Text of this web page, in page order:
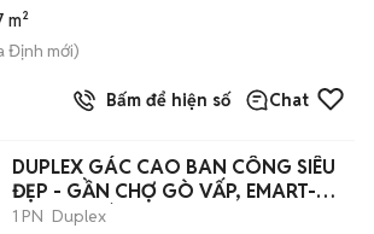
m²
Định mới)
Bấm để hiện số Chat
DUPLEX GÁC CAO BAN CÔNG SIÊU
ĐẸP - GẦN CHỢ GÒ VẤP, EMART-
THANG MÁY
1 PN Duplex